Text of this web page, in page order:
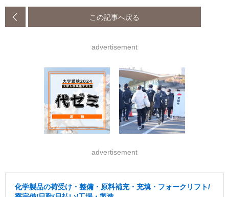
この記事へ戻る
advertisement
advertisement
化学製品の荷受け・整備・原料補充・充填・フォークリフト/